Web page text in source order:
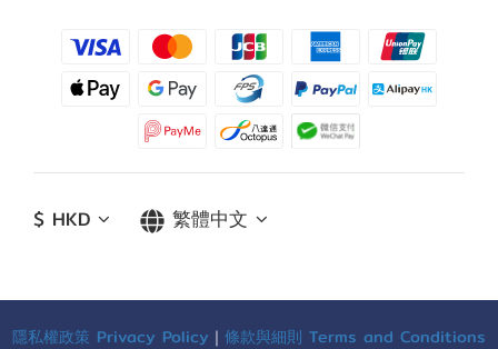
$ HKD 繁體中文
隱私權政策 Privacy Policy ｜ 條款與細則 Terms and Conditions